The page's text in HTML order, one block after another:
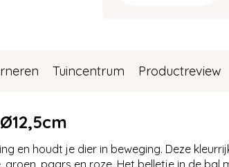
Tuincentrum Productreview
en houdt je dier in beweging. Deze
paars en roze. Het belletje in de